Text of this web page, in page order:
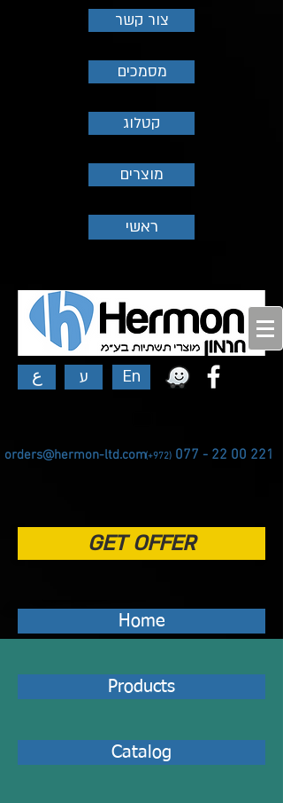
צור קשר
מסמכים
קטלוג
מוצרים
ראשי
ع ע En
(+972) 077 - 22 00 221
orders@hermon-ltd.com
GET OFFER
Home
Products
Catalog